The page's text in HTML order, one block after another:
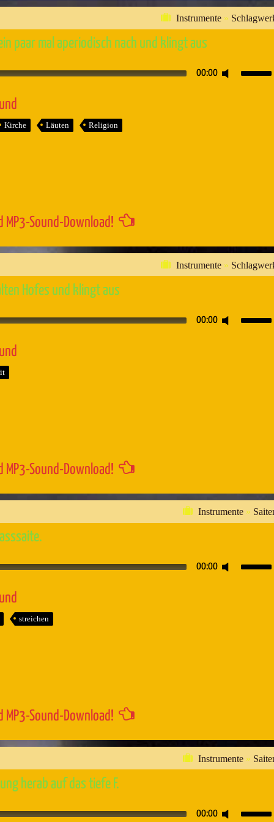
Instrumente »
paar mal aperiodisch nach und klingt aus
00:00
Kirche Läuten Religion
Sound-Download!
Instrumente »
Hofes und klingt aus
00:00
Sound-Download!
Instrumente »
00:00
streichen
Sound-Download!
Instrumente »
herab auf das tiefe F.
00:00